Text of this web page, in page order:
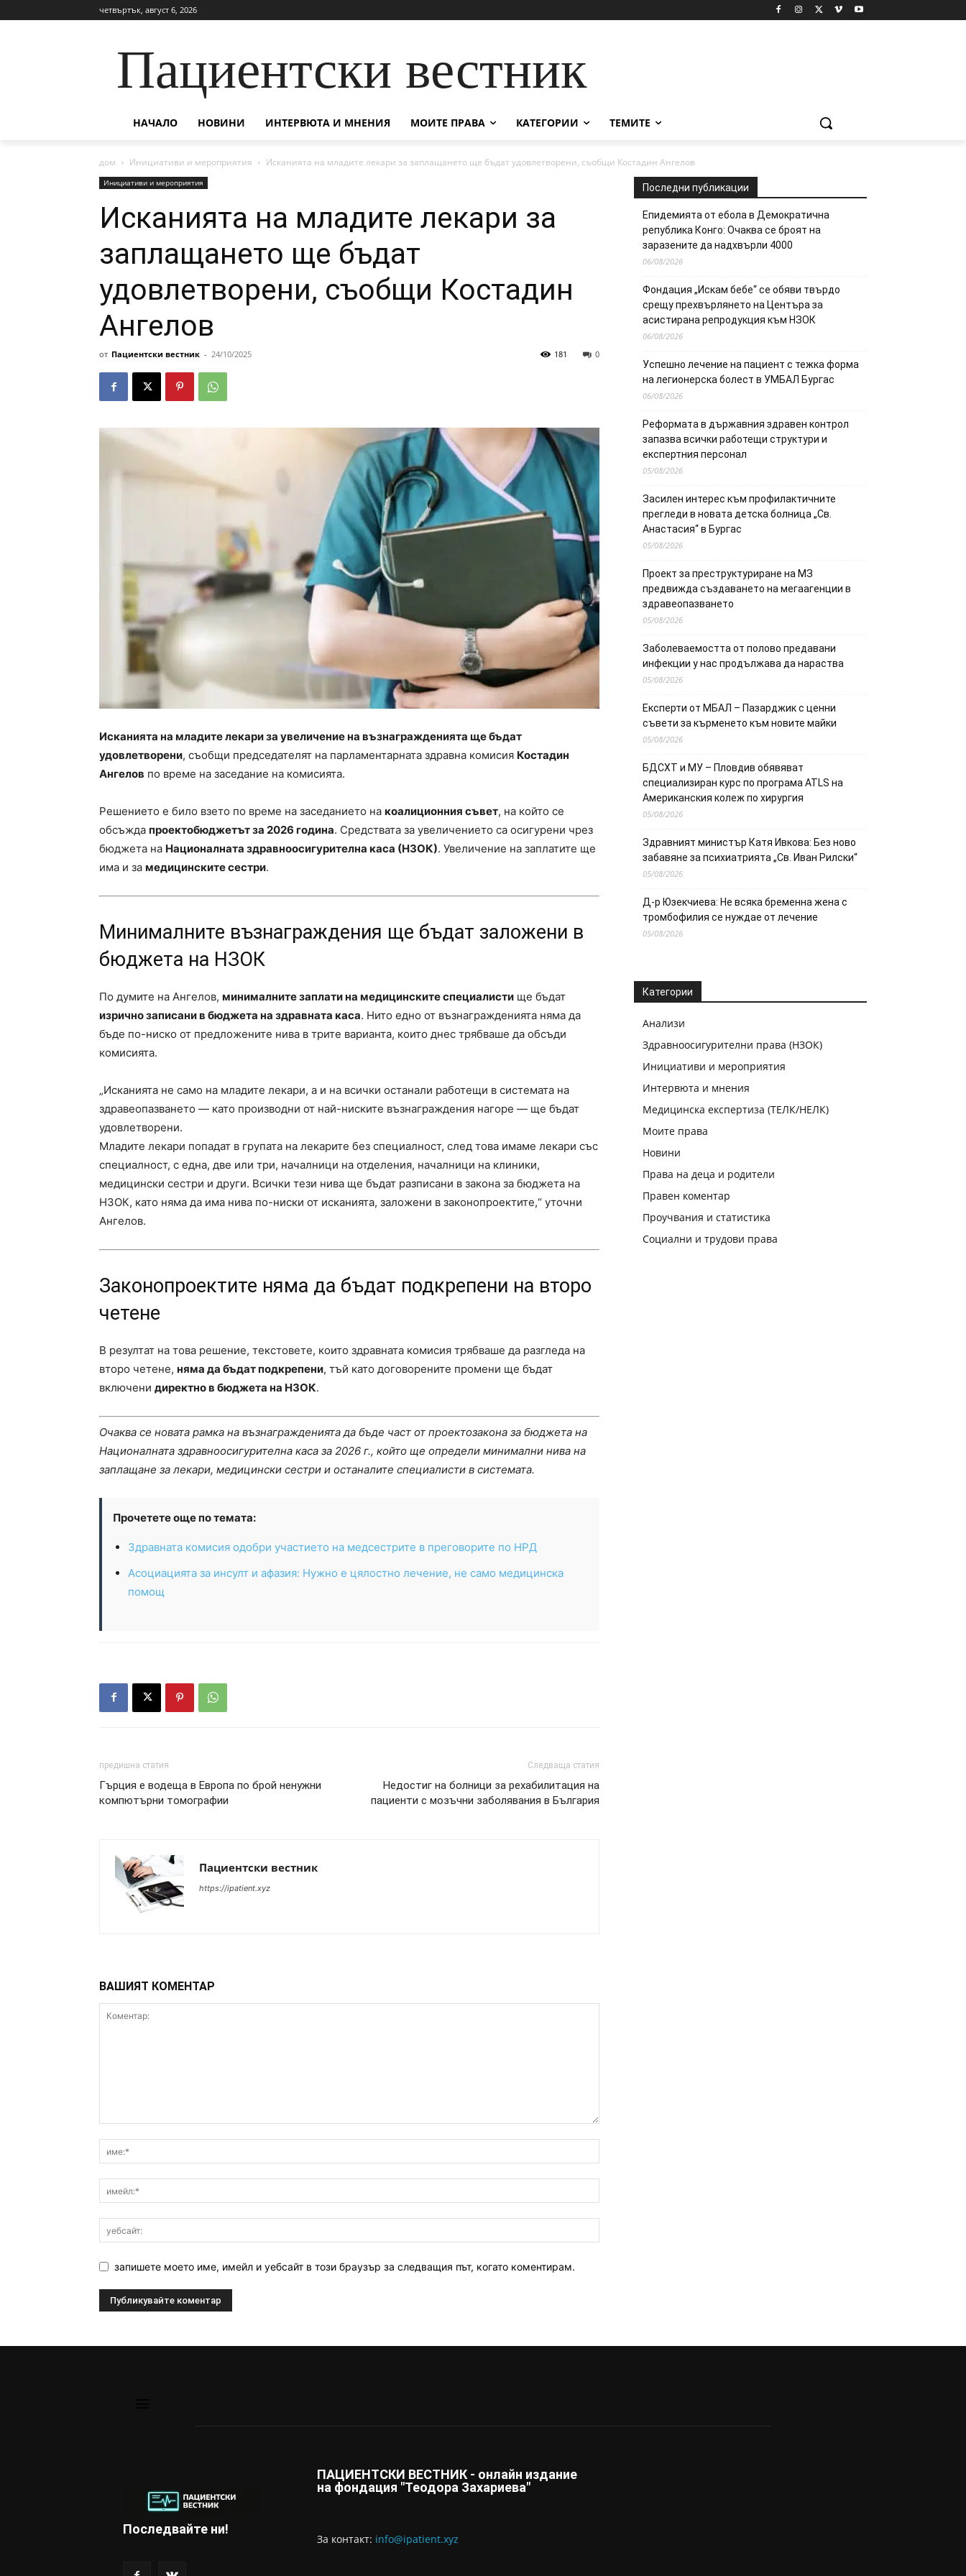
четвъртък, август 6, 2026
Пациентски вестник
НАЧАЛО НОВИНИ ИНТЕРВЮТА И МНЕНИЯ МОИТЕ ПРАВА КАТЕГОРИИ ТЕМИТЕ
дом Инициативи и мероприятия Исканията на младите лекари за заплащането ще бъдат удовлетворени, съобщи Костадин Ангелов
Инициативи и мероприятия
Исканията на младите лекари за
заплащането ще бъдат
удовлетворени, съобщи Костадин
Ангелов
от Пациентски вестник - 24/10/2025 0
181
Исканията на младите лекари за увеличение на възнагражденията ще бъдат
удовлетворени, съобщи председателят на парламентарната здравна комисия Костадин
Ангелов по време на заседание на комисията.
Решението е било взето по време на заседанието на коалиционния съвет, на който се
обсъжда проектобюджетът за 2026 година. Средствата за увеличението са осигурени чрез
бюджета на Националната здравноосигурителна каса (НЗОК). Увеличение на заплатите ще
има и за медицинските сестри.
Минималните възнаграждения ще бъдат заложени в
бюджета на НЗОК
По думите на Ангелов, минималните заплати на медицинските специалисти ще бъдат
изрично записани в бюджета на здравната каса. Нито едно от възнагражденията няма да
бъде по-ниско от предложените нива в трите варианта, които днес трябваше да обсъди
комисията.
„Исканията не само на младите лекари, а и на всички останали работещи в системата на
здравеопазването — като производни от най-ниските възнаграждения нагоре — ще бъдат
удовлетворени.
Младите лекари попадат в групата на лекарите без специалност, след това имаме лекари със
специалност, с една, две или три, началници на отделения, началници на клиники,
медицински сестри и други. Всички тези нива ще бъдат разписани в закона за бюджета на
НЗОК, като няма да има нива по-ниски от исканията, заложени в законопроектите,“ уточни
Ангелов.
Законопроектите няма да бъдат подкрепени на второ
четене
В резултат на това решение, текстовете, които здравната комисия трябваше да разгледа на
второ четене, няма да бъдат подкрепени, тъй като договорените промени ще бъдат
включени директно в бюджета на НЗОК.
Очаква се новата рамка на възнагражденията да бъде част от проектозакона за бюджета на
Националната здравноосигурителна каса за 2026 г., който ще определи минимални нива на
заплащане за лекари, медицински сестри и останалите специалисти в системата.
Прочетете още по темата:
Здравната комисия одобри участието на медсестрите в преговорите по НРД
Асоциацията за инсулт и афазия: Нужно е цялостно лечение, не само медицинска
помощ
предишна статия
Гърция е водеща в Европа по брой ненужни
компютърни томографии
Следваща статия
Недостиг на болници за рехабилитация на
пациенти с мозъчни заболявания в България
Пациентски вестник
https://ipatient.xyz
ВАШИЯТ КОМЕНТАР
запишете моето име, имейл и уебсайт в този браузър за следващия път, когато коментирам.
Последни публикации
Епидемията от ебола в Демократична
република Конго: Очаква се броят на
заразените да надхвърли 4000
06/08/2026
Фондация „Искам бебе“ се обяви твърдо
срещу прехвърлянето на Центъра за
асистирана репродукция към НЗОК
06/08/2026
Успешно лечение на пациент с тежка форма
на легионерска болест в УМБАЛ Бургас
06/08/2026
Реформата в държавния здравен контрол
запазва всички работещи структури и
експертния персонал
05/08/2026
Засилен интерес към профилактичните
прегледи в новата детска болница „Св.
Анастасия“ в Бургас
05/08/2026
Проект за преструктуриране на МЗ
предвижда създаването на мегаагенции в
здравеопазването
05/08/2026
Заболеваемостта от полово предавани
инфекции у нас продължава да нараства
05/08/2026
Експерти от МБАЛ – Пазарджик с ценни
съвети за кърменето към новите майки
05/08/2026
БДСХТ и МУ – Пловдив обявяват
специализиран курс по програма ATLS на
Американския колеж по хирургия
05/08/2026
Здравният министър Катя Ивкова: Без ново
забавяне за психиатрията „Св. Иван Рилски“
05/08/2026
Д-р Юзекчиева: Не всяка бременна жена с
тромбофилия се нуждае от лечение
05/08/2026
Категории
Анализи
Здравноосигурителни права (НЗОК)
Инициативи и мероприятия
Интервюта и мнения
Медицинска експертиза (ТЕЛК/НЕЛК)
Моите права
Новини
Права на деца и родители
Правен коментар
Проучвания и статистика
Социални и трудови права
Последвайте ни!
ПАЦИЕНТСКИ ВЕСТНИК - онлайн издание
на фондация "Теодора Захариева"
За контaкт: info@ipatient.xyz